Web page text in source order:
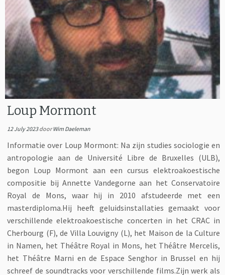
Loup Mormont
12 July 2023doorWim Daeleman
Informatie over Loup Mormont: Na zijn studies sociologie en
antropologie aan de Université Libre de Bruxelles (ULB),
begon Loup Mormont aan een cursus elektroakoestische
compositie bij Annette Vandegorne aan het Conservatoire
Royal de Mons, waar hij in 2010 afstudeerde met een
masterdiploma.Hij heeft geluidsinstallaties gemaakt voor
verschillende elektroakoestische concerten in het CRAC in
Cherbourg (F), de Villa Louvigny (L), het Maison de la Culture
in Namen, het Théâtre Royal in Mons, het Théâtre Mercelis,
het Théâtre Marni en de Espace Senghor in Brussel en hij
schreef de soundtracks voor verschillende films.Zijn werk als